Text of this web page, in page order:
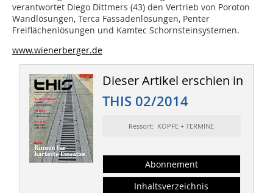
verantwortet Diego Dittmers (43) den Vertrieb von Poroton
Wandlösungen, Terca Fassadenlösungen, Penter
Freiflächenlösungen und Kamtec Schornsteinsystemen.
www.wienerberger.de
Dieser Artikel erschien in
THIS 02/2014
Ressort: KÖPFE + TERMINE
Abonnement
Inhaltsverzeichnis